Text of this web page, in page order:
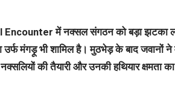
Encounter में नक्सल संगठन को बड़ा झटका
उर्फ मंगड़ू भी शामिल है। मुठभेड़ के बाद
की तैयारी और उनकी हथियार क्षमता